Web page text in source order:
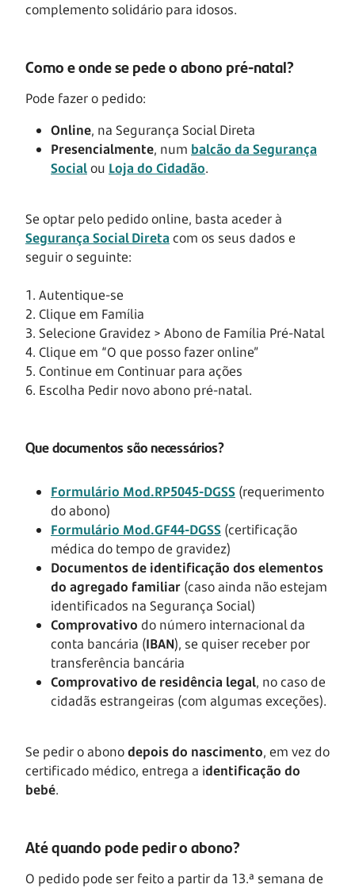
complemento solidário para idosos.
Como e onde se pede o abono pré-natal?
Pode fazer o pedido:
Online, na Segurança Social Direta
Presencialmente, num balcão da Segurança
Socialou Loja do Cidadão.
Se optar pelo pedido online, basta aceder à
Segurança Social Direta com os seus dados e
seguir o seguinte:
1. Autentique-se
2. Clique em Família
3. Selecione Gravidez > Abono de Família Pré-Natal
4. Clique em “O que posso fazer online”
5. Continue em Continuar para ações
6. Escolha Pedir novo abono pré-natal.
Que documentos são necessários?
Formulário Mod.RP5045-DGSS (requerimento
do abono)
Formulário Mod.GF44-DGSS (certificação
médica do tempo de gravidez)
Documentos de identificação dos elementos
do agregado familiar (caso ainda não estejam
identificados na Segurança Social)
Comprovativo do número internacional da
conta bancária (IBAN), se quiser receber por
transferência bancária
Comprovativo de residência legal, no caso de
cidadãs estrangeiras (com algumas exceções).
Se pedir o abonodepois do nascimento, em vez do
certificado médico, entrega a identificação do
bebé.
Até quando pode pedir o abono?
O pedido pode ser feito a partir da 13.ª semana de